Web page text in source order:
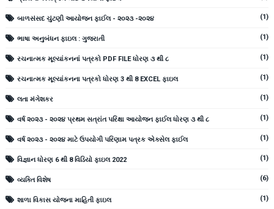
બાળસંસદ ચુંટણી આયોજન ફાઈલ - ૨૦૨૩ -૨૦૨૪ (1)
ભાષા અનુબંધન ફાઇલ : ગુજરાતી (1)
રચનાત્મક મૂલ્યાંકનનાં પત્રકો PDF FILE ધોરણ ૩ થી ૮ (1)
રચનાત્મક મૂલ્યાંકનના પત્રકો ધોરણ 3 થી 8 EXCEL ફાઇલ (1)
લતા મંગેશકર (1)
વર્ષ ૨૦૨૩ - ૨૦૨૪ પ્રથમ સત્રાંત પરિક્ષા આયોજન ફાઈલ ધોરણ ૩ થી ૮ (1)
વર્ષ ૨૦૨૩ - ૨૦૨૪ માટે ઉપયોગી પરિણામ પત્રક એક્સેલ ફાઈલ (1)
વિજ્ઞાન ધોરણ 6 થી 8 વિડિયો ફાઇલ 2022 (1)
વ્યક્તિ વિશેષ (6)
શાળા વિકાસ યોજના માહિતી ફાઇલ (1)